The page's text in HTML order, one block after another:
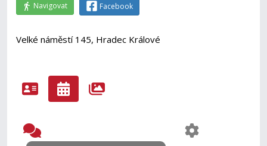
Navigovat Facebook
Velké náměstí 145, Hradec Králové